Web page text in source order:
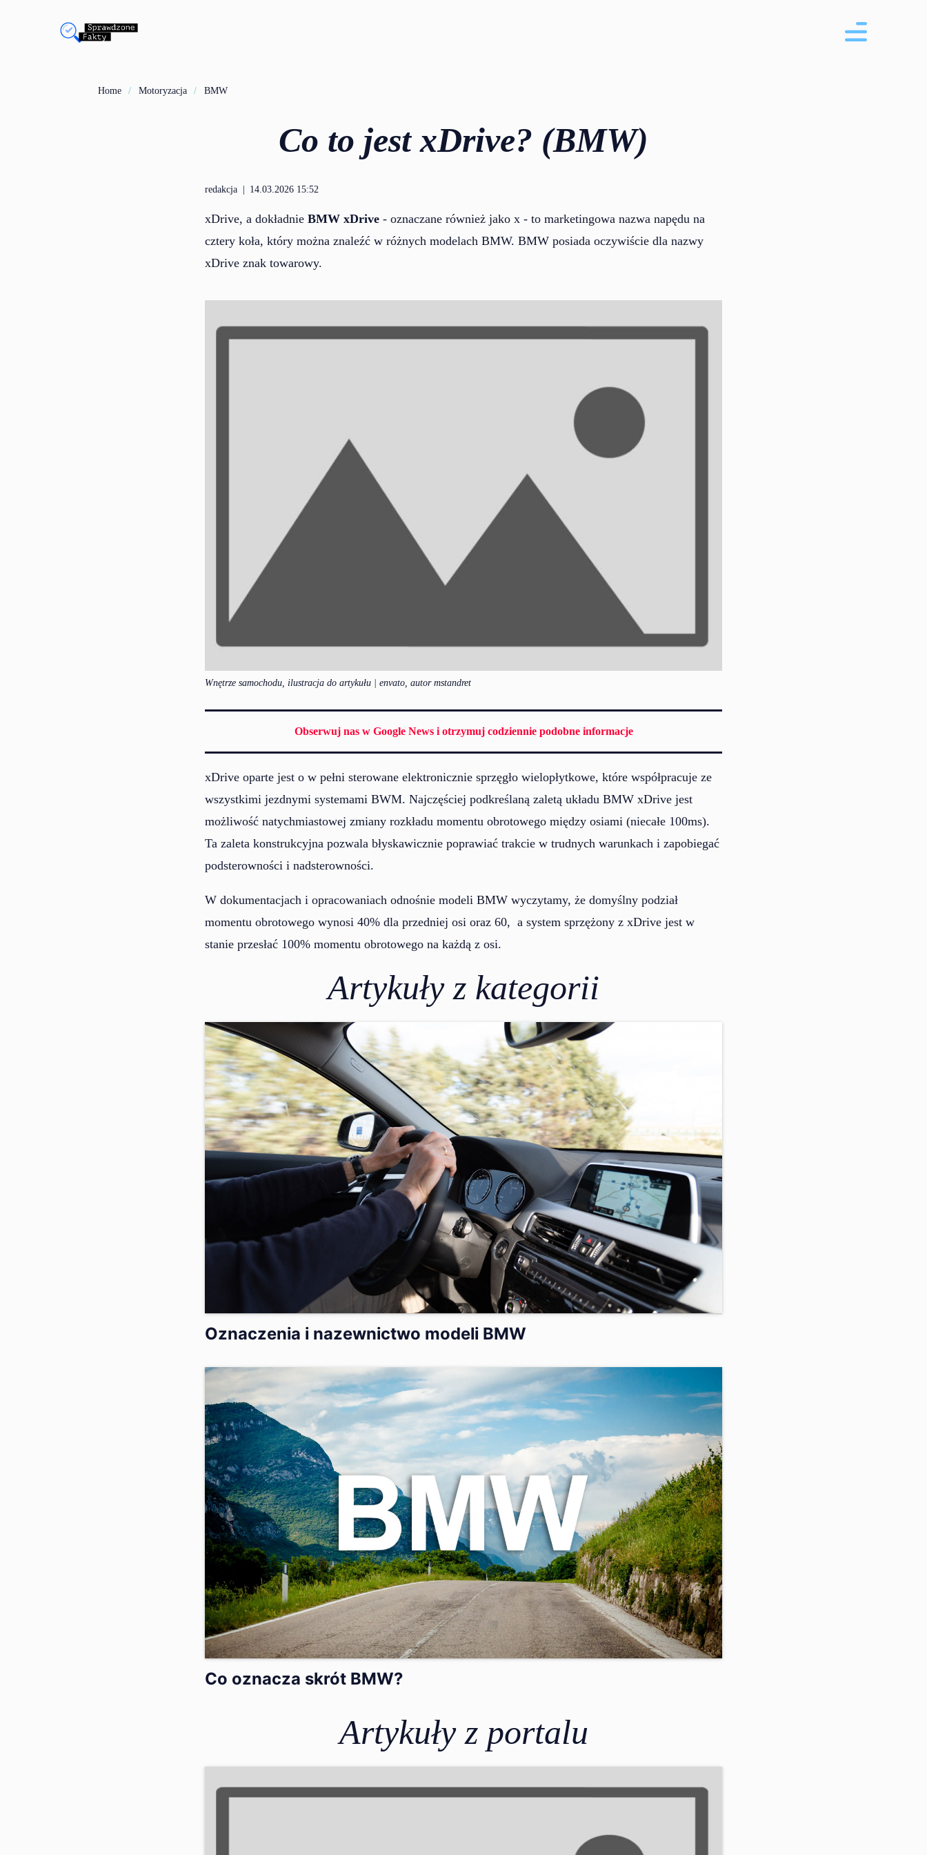
Home Motoryzacja BMW
Co to jest xDrive? (BMW)
redakcja | 14.03.2026 15:52
xDrive, a dokładnie BMW xDrive - oznaczane również jako x - to marketingowa nazwa napędu na
cztery koła, który można znaleźć w różnych modelach BMW. BMW posiada oczywiście dla nazwy
xDrive znak towarowy.
Wnętrze samochodu, ilustracja do artykułu | envato, autor mstandret
Obserwuj nas w Google News i otrzymuj codziennie podobne informacje
xDrive oparte jest o w pełni sterowane elektronicznie sprzęgło wielopłytkowe, które współpracuje ze
wszystkimi jezdnymi systemami BWM. Najczęściej podkreślaną zaletą układu BMW xDrive jest
możliwość natychmiastowej zmiany rozkładu momentu obrotowego między osiami (niecałe 100ms).
Ta zaleta konstrukcyjna pozwala błyskawicznie poprawiać trakcie w trudnych warunkach i zapobiegać
podsterowności i nadsterowności.
W dokumentacjach i opracowaniach odnośnie modeli BMW wyczytamy, że domyślny podział
momentu obrotowego wynosi 40% dla przedniej osi oraz 60, a system sprzężony z xDrive jest w
stanie przesłać 100% momentu obrotowego na każdą z osi.
Artykuły z kategorii
Oznaczenia i nazewnictwo modeli BMW
Co oznacza skrót BMW?
Artykuły z portalu